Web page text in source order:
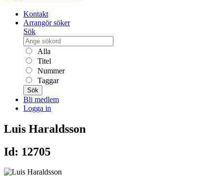
Kontakt
Arrangör söker
Sök
Alla
Titel
Nummer
Taggar
Sök
Bli medlem
Logga in
Luis Haraldsson
Id: 12705